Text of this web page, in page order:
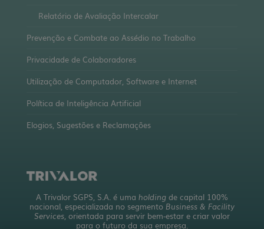
Relatório de Avaliação Intercalar
Prevenção e Combate ao Assédio no Trabalho
Privacidade de Colaboradores
Utilização de Computador, Software e Internet
Política de Inteligência Artificial
Elogios, Sugestões e Reclamações
A Trivalor SGPS, S.A. é uma holdingde capital 100%
nacional, especializada no segmento Business & Facility
Services, orientada para servir bem-estar e criar valor
para o futuro da sua empresa.